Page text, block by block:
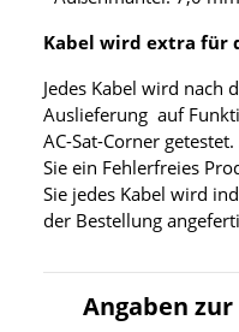
Kabel wird extra für
Jedes Kabel wird nach
Auslieferung auf
AC-Sat-Corner
Sie ein Fehlerfreies
Sie jedes Kabel wird
der Bestellung
Angaben